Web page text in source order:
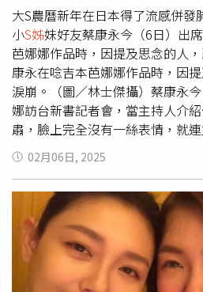
大S農曆新年在日本得了流感併發
小S姊妹好友蔡康永今（6日）出
芭娜娜作品時，因提及思念的人
康永在唸吉本芭娜娜作品時，因
淚崩。（圖／林士傑攝）蔡康永
娜訪台新書記者會，當主持人介
肅，臉上完全沒有一絲表情，就
有微微點頭，沒有多說話。然而
娜的新書文章時，講了幾句之後
根本說不出話來，最後忍不住痛
掌聲安慰，主持人更請他加油。
上完全沒有一絲表情。（圖／林士
好友大S死訊後，曾在IG寫下，「
生活著。是，我要保持這樣想像
候。」然而失去摯友，讓他情緒
02月06日, 2025